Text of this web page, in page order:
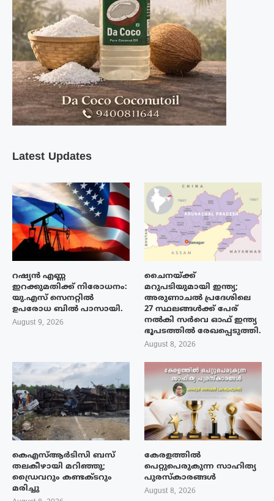
Latest Updates
റഷ്യൻ എണ്ണ
ഇറക്കുമതിക്ക് നിരോധനം:
യു.എസ് സെനറ്റിൽ
ഉപരോധ ബിൽ പാസായി.
August 9, 2026
ചൈനയ്ക്ക്
മറുപടിയുമായി ഇന്ത്യ;
അരുണാചൽ പ്രദേശിലെ
27 സ്ഥലങ്ങൾക്ക് പേര്
നൽകി സർവെ ഓഫ് ഇന്ത്യ
ഭൂപടത്തിൽ രേഖപ്പെടുത്തി.
August 8, 2026
കെഎസ്ആർടിസി ബസ്
തലകീഴായി മറിഞ്ഞു;
ഡ്രൈവറും കണ്ടക്ടറും
മരിച്ചു
കേരളത്തിൽ
പെറ്റുപെരുകുന്ന സാഹിത്യ
പുരസ്‌കാരങ്ങൾ
August 8, 2026